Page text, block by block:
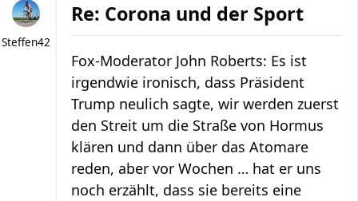
Steffen42
Re: Corona und der Sport
Fox-Moderator John Roberts: Es ist
irgendwie ironisch, dass Präsident
Trump neulich sagte, wir werden zuerst
den Streit um die Straße von Hormus
klären und dann über das Atomare
reden, aber vor Wochen … hat er uns
noch erzählt, dass sie bereits eine